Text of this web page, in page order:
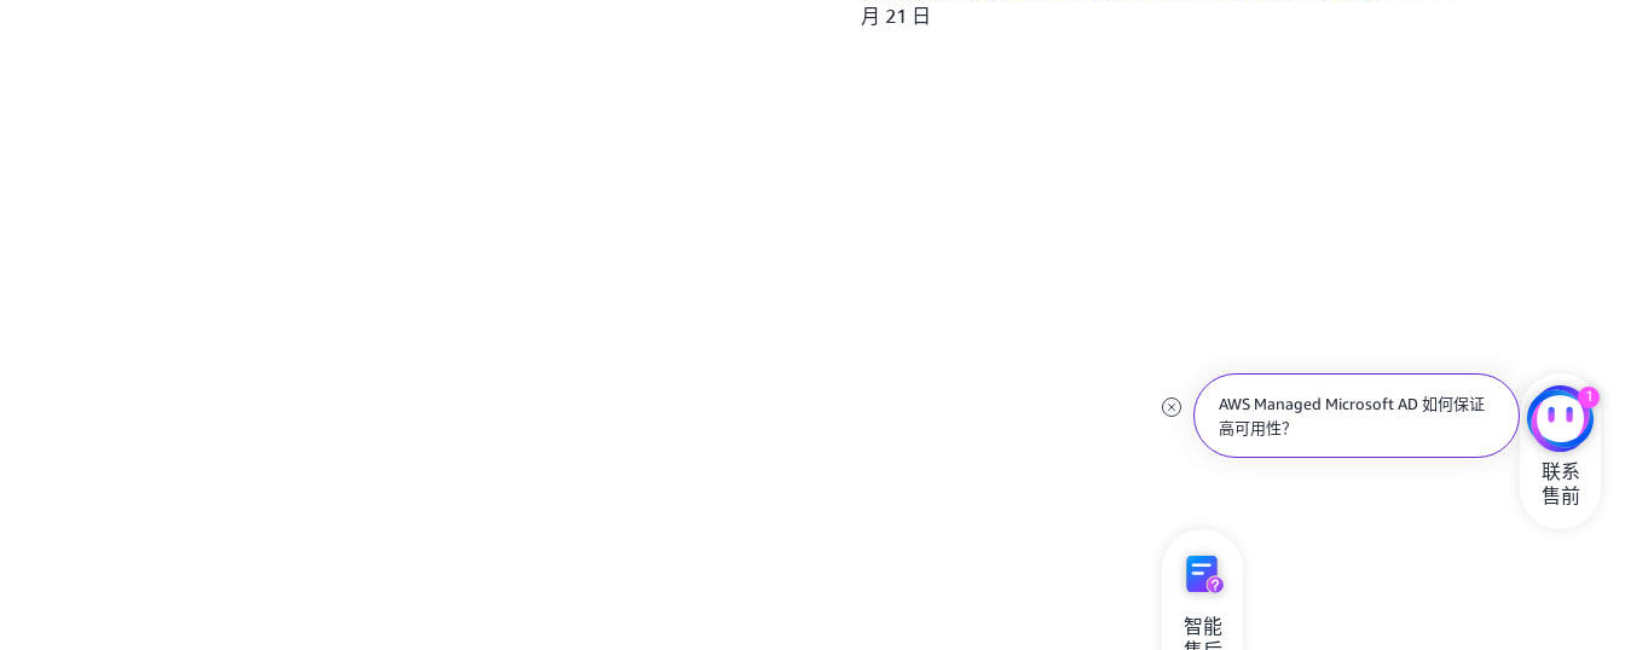
月 21 日
AWS Managed Microsoft AD 如何保证
高可用性？
1
联系
售前
智能